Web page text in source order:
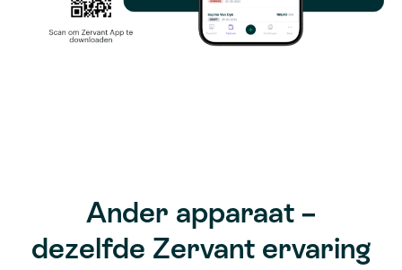
Ander apparaat –
dezelfde Zervant ervaring